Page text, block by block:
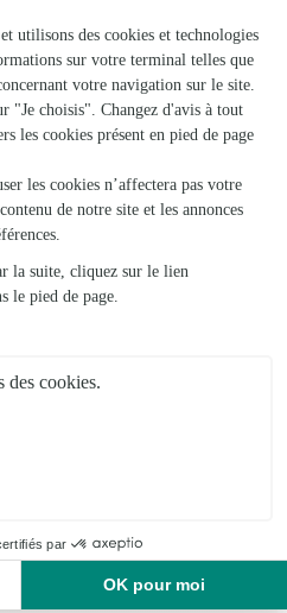
fleurs ou une plante à